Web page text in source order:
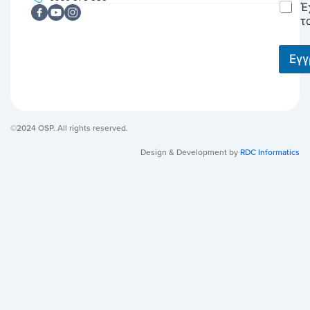
C
c
b
©2024 OSP. All rights reserved.
Design & Development byRDC Informatics